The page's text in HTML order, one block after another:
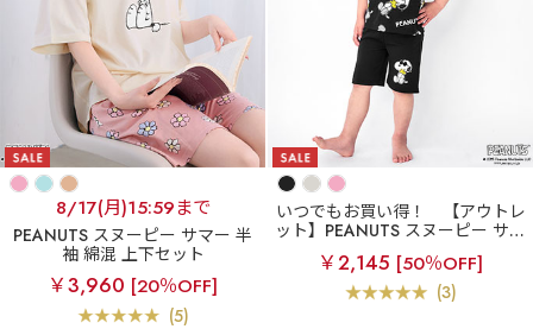
8/17(月)15:59まで
PEANUTS スヌーピー サマー 半
袖 綿混 上下セット
￥3,960 [20％OFF]
(5)
いつでもお買い得！
【アウトレ
ット】PEANUTS スヌーピー サン
グラス 半袖 綿混 キッズ 上下セ
ット
￥2,145 [50％OFF]
(3)